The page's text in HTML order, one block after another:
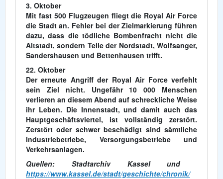
3. Oktober
Mit fast 500 Flugzeugen fliegt die Royal Air Force
die Stadt an. Fehler bei der Zielmarkierung führen
dazu, dass die tödliche Bombenfracht nicht die
Altstadt, sondern Teile der Nordstadt, Wolfsanger,
Sandershausen und Bettenhausen trifft.
22. Oktober
Der erneute Angriff der Royal Air Force verfehlt
sein Ziel nicht. Ungefähr 10 000 Menschen
verlieren an diesem Abend auf schreckliche Weise
ihr Leben. Die Innenstadt, und damit auch das
Hauptgeschäftsviertel, ist vollständig zerstört.
Zerstört oder schwer beschädigt sind sämtliche
Industriebetriebe, Versorgungsbetriebe und
Verkehrsanlagen.
Quellen: Stadtarchiv Kassel und
https://www.kassel.de/stadt/geschichte/chronik/